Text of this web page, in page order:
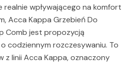
realnie wpływającego na komfort
Acca Kappa Grzebień Do
Comb jest propozycją
codziennym rozczesywaniu. To
z linii Acca Kappa, oznaczony